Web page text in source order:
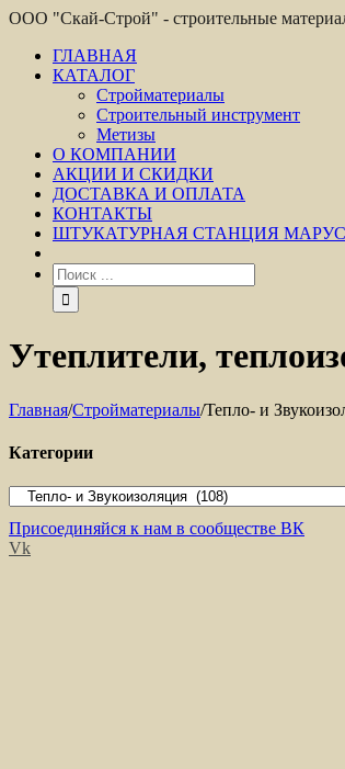
ООО "Скай-Строй" - строительные
ГЛАВНАЯ
КАТАЛОГ
Стройматериалы
Строительный инструмент
Метизы
О КОМПАНИИ
АКЦИИ И СКИДКИ
ДОСТАВКА И ОПЛАТА
КОНТАКТЫ
ШТУКАТУРНАЯ СТАНЦИЯ
Утеплители,
Главная/Стройматериалы/Тепло- и
Категории
Присоединяйся к нам в сообществе ВК
Vk